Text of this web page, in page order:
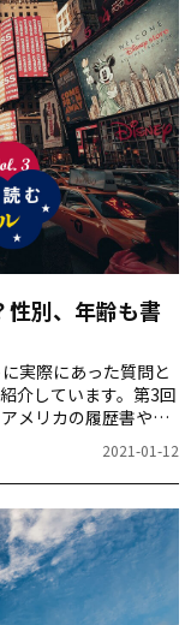
性別、年齢も書
実際にあった質問と
介しています。第3回
メリカの履歴書や働
2021-01-12